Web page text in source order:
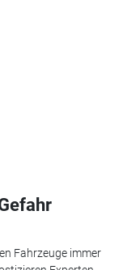
Fahrzeuge immer